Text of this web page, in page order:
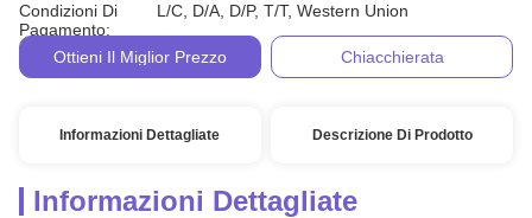
Condizioni Di
Pagamento:
L/C, D/A, D/P, T/T, Western Union
Ottieni Il Miglior Prezzo Chiacchierata
Informazioni Dettagliate Descrizione Di Prodotto
Informazioni Dettagliate